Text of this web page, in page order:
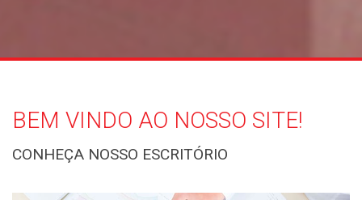
BEM VINDO AO NOSSO SITE!
CONHEÇA NOSSO ESCRITÓRIO